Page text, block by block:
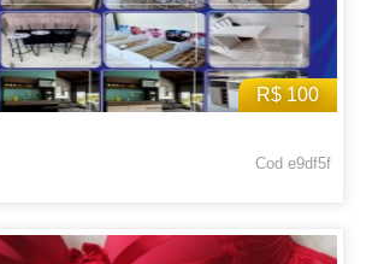
R$ 100
Cod e9df5f